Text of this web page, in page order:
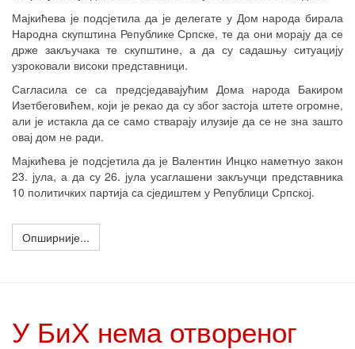
Мајкићева је подсјетила да је делегате у Дом народа бирала
Народна скупштина Републике Српске, те да они морају да се
држе закључака те скупштине, а да су садашњу ситуацију
узроковали високи представници.
Сагласила се са предсједавајућим Дома народа Бакиром
Изетбеговићем, који је рекао да су због застоја штете огромне,
али је истакла да се само стварају илузије да се не зна зашто
овај дом не ради.
Мајкићева је подсјетила да је Валентин Инцко наметнуо закон
23. јула, а да су 26. јула усаглашени закључци представника
10 политичких партија са сједиштем у Републици Српској.
Опширније...
У БиХ нема отвореног